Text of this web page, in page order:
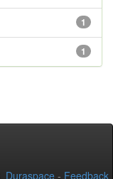
1
1
Duraspace - Feedback